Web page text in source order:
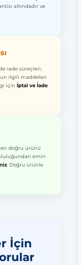
altındadır ve
iade süreçleri,
ilgili maddeleri
için İptal ve İade
en doğru ürünü
emin
. Doğru ürünle
İçin